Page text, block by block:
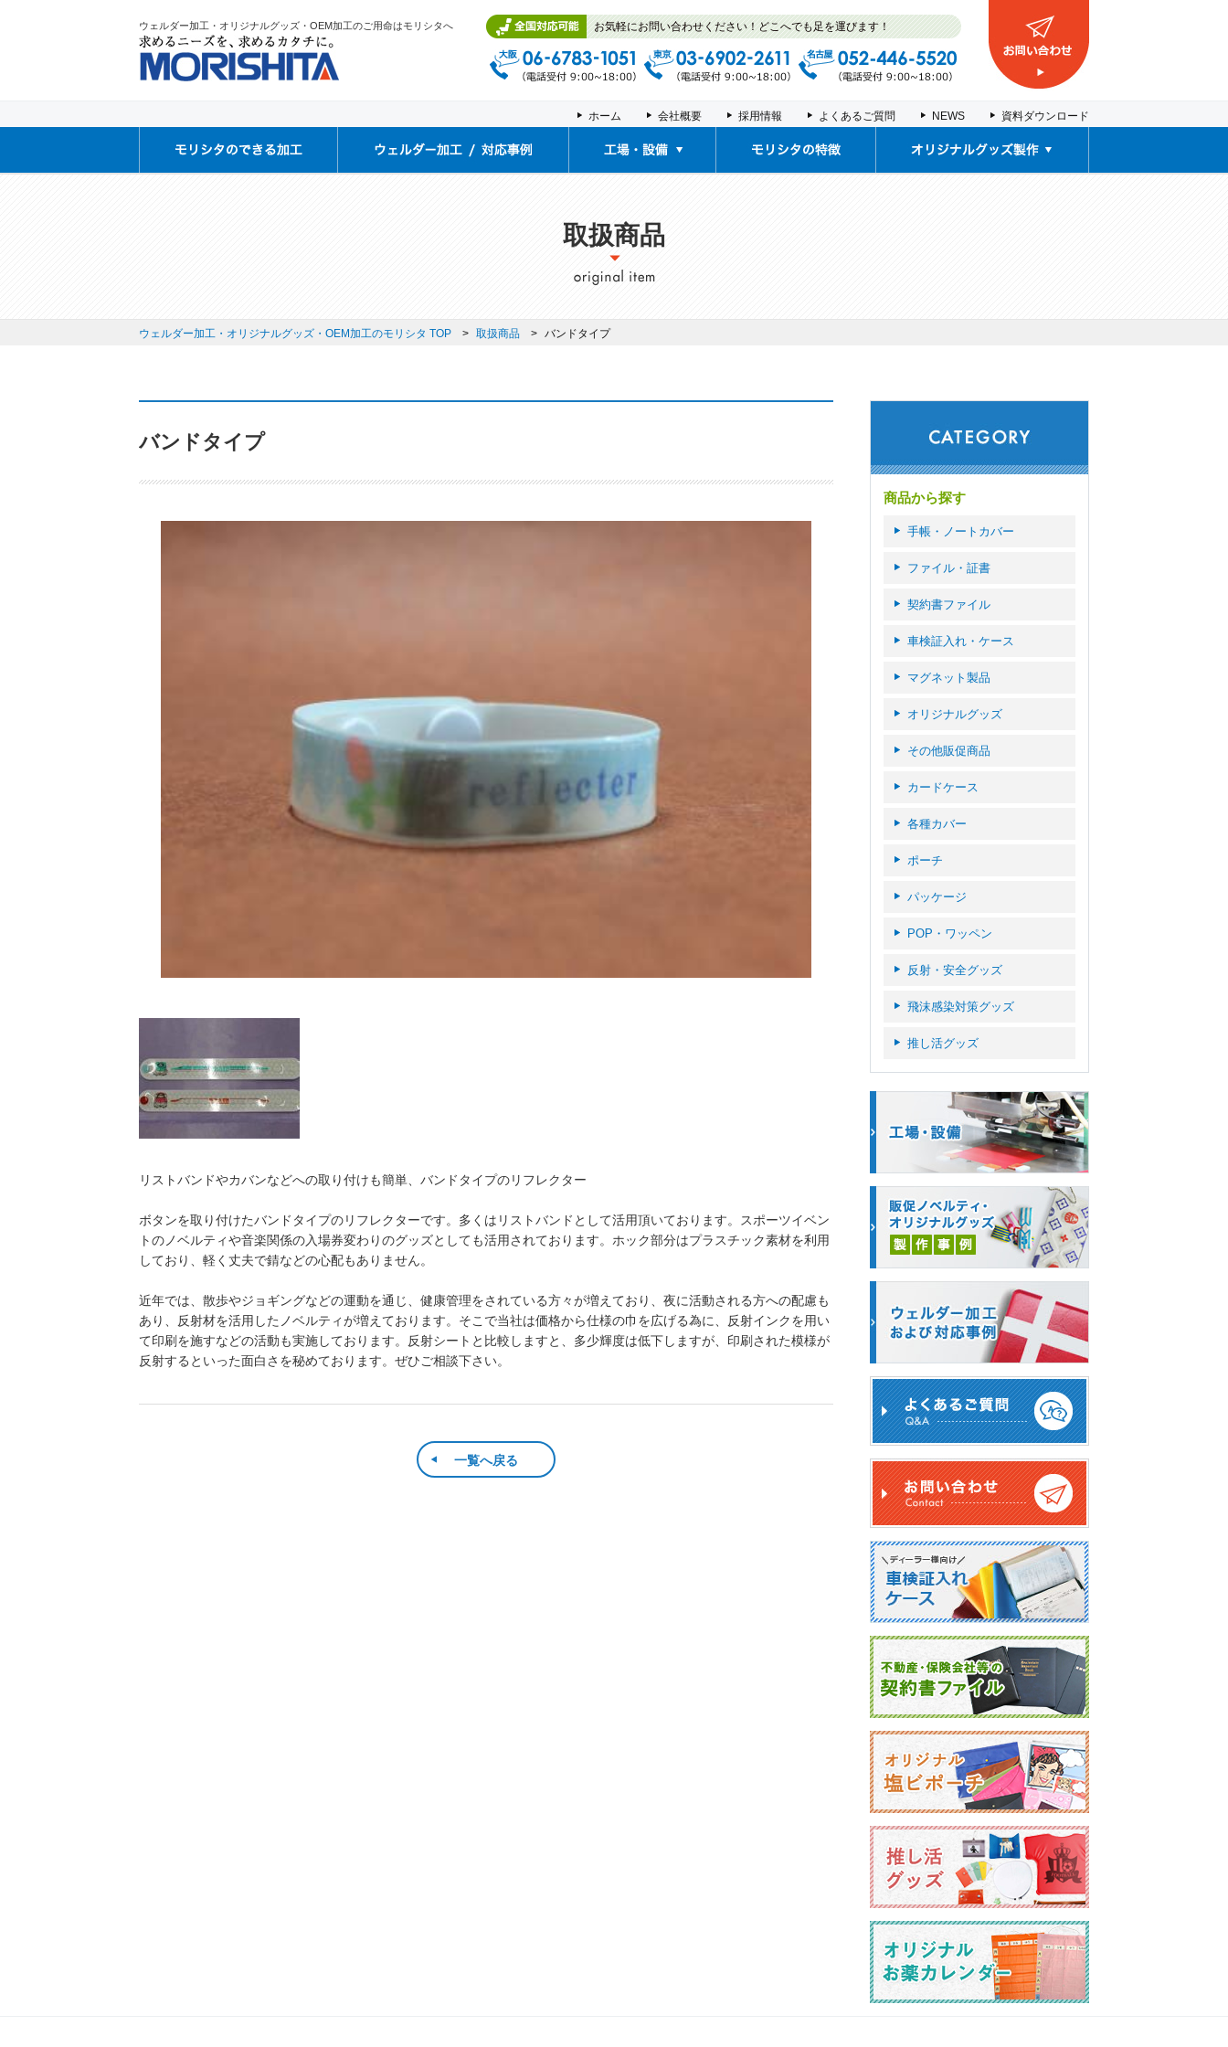
ウェルダー加工・オリジナルグッズ・OEM加工のご用命はモリシタへ お気軽にお問い合わせください！どこへでも足を運びます！
ホーム 会社概要 採用情報 よくあるご質問 NEWS 資料ダウンロード
取扱商品
ウェルダー加工・オリジナルグッズ・OEM加工のモリシタ TOP 取扱商品 バンドタイプ
バンドタイプ
リストバンドやカバンなどへの取り付けも簡単、バンドタイプのリフレクター
ボタンを取り付けたバンドタイプのリフレクターです。多くはリストバンドとして活用頂いております。スポーツイベン
トのノベルティや音楽関係の入場券変わりのグッズとしても活用されております。ホック部分はプラスチック素材を利用
しており、軽く丈夫で錆などの心配もありません。
近年では、散歩やジョギングなどの運動を通じ、健康管理をされている方々が増えており、夜に活動される方への配慮も
あり、反射材を活用したノベルティが増えております。そこで当社は価格から仕様の巾を広げる為に、反射インクを用い
て印刷を施すなどの活動も実施しております。反射シートと比較しますと、多少輝度は低下しますが、印刷された模様が
反射するといった面白さを秘めております。ぜひご相談下さい。
一覧へ戻る
商品から探す
手帳・ノートカバー
ファイル・証書
契約書ファイル
車検証入れ・ケース
マグネット製品
オリジナルグッズ
その他販促商品
カードケース
各種カバー
ポーチ
パッケージ
POP・ワッペン
反射・安全グッズ
飛沫感染対策グッズ
推し活グッズ